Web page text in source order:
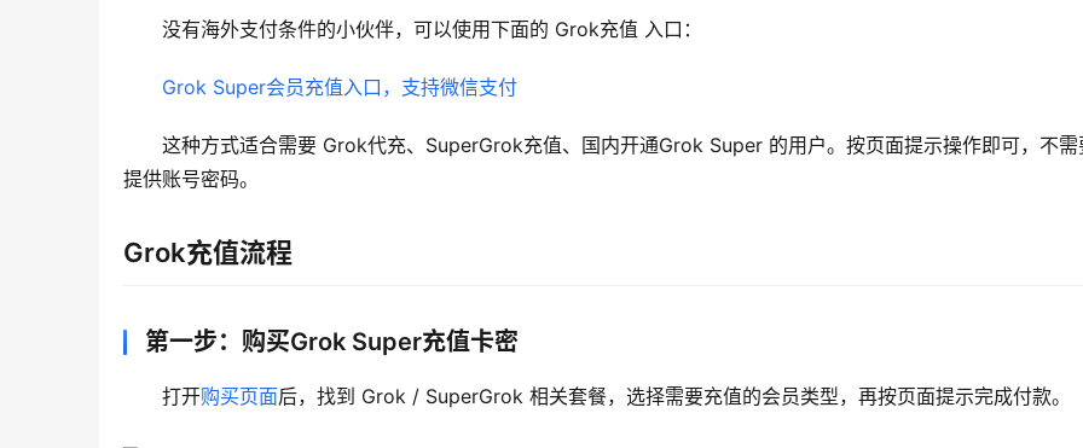
没有海外支付条件的小伙伴，可以使用下面的 Grok充值 入口：
Grok Super会员充值入口，支持微信支付
这种方式适合需要 Grok代充、SuperGrok充值、国内开通Grok Super 的用户。按页面提示操作即可，不需
提供账号密码。
Grok充值流程
第一步：购买Grok Super充值卡密
打开购买页面后，找到 Grok / SuperGrok 相关套餐，选择需要充值的会员类型，再按页面提示完成付款。